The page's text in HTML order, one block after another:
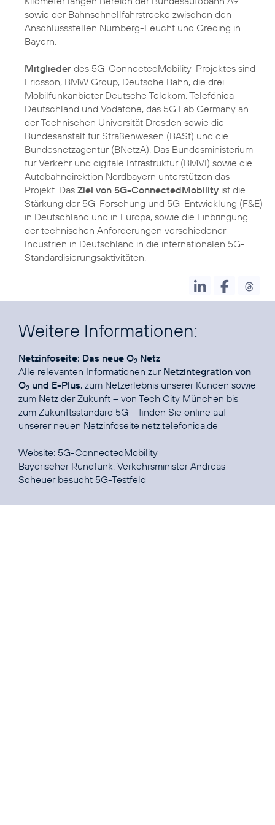
sowie der Bahnschnellfahrstrecke zwischen den
Anschlussstellen Nürnberg-Feucht und Greding in
Bayern.
Mitglieder des 5G-ConnectedMobility-Projektes sind
Ericsson, BMW Group, Deutsche Bahn, die drei
Mobilfunkanbieter Deutsche Telekom, Telefónica
Deutschland und Vodafone, das 5G Lab Germany an
der Technischen Universität Dresden sowie die
Bundesanstalt für Straßenwesen (BASt) und die
Bundesnetzagentur (BNetzA). Das Bundesministerium
für Verkehr und digitale Infrastruktur (BMVI) sowie die
Autobahndirektion Nordbayern unterstützen das
Projekt. Das Ziel von 5G-ConnectedMobility ist die
Stärkung der 5G-Forschung und 5G-Entwicklung (F&E)
in Deutschland und in Europa, sowie die Einbringung
der technischen Anforderungen verschiedener
Industrien in Deutschland in die internationalen 5G-
Standardisierungsaktivitäten.
Weitere Informationen:
Netzinfoseite: Das neue O2 Netz
Alle relevanten Informationen zur Netzintegration von
O2 und E-Plus, zum Netzerlebnis unserer Kunden sowie
zum Netz der Zukunft – von Tech City München bis
zum Zukunftsstandard 5G – finden Sie online auf
unserer neuen Netzinfoseite netz.telefonica.de
Website: 5G-ConnectedMobility
Bayerischer Rundfunk: Verkehrsminister Andreas
Scheuer besucht 5G-Testfeld